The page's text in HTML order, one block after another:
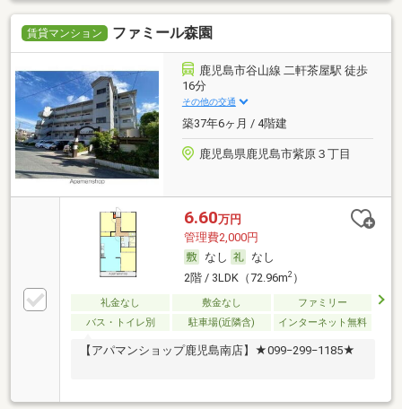
賃貸マンション ファミール森園
鹿児島市谷山線 二軒茶屋駅 徒歩
16分
その他の交通
築37年6ヶ月 / 4階建
鹿児島県鹿児島市紫原３丁目
6.60万円
管理費2,000円
なし
なし
2階 / 3LDK（72.96m2）
礼金なし 敷金なし
ファミリー
バス・トイレ別
駐車場(近隣含) インターネット無料
【アパマンショップ鹿児島南店】★099−299−1185★